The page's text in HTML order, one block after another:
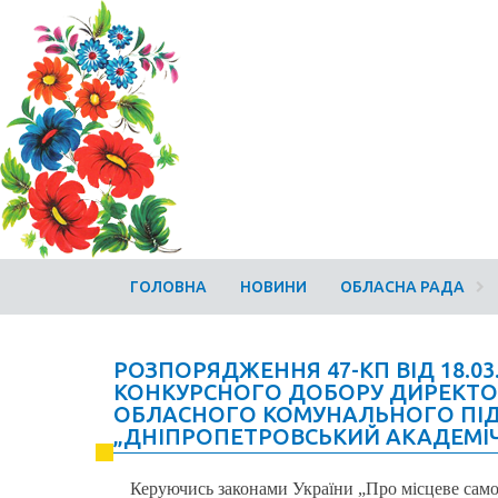
ГОЛОВНА НОВИНИ ОБЛАСНА РАДА
РОЗПОРЯДЖЕННЯ 47-КП ВІД
КОНКУРСНОГО ДОБОРУ
ОБЛАСНОГО КОМУНАЛЬНОГО
„ДНІПРОПЕТРОВСЬКИЙ
Керуючись законами України „Про місцеве